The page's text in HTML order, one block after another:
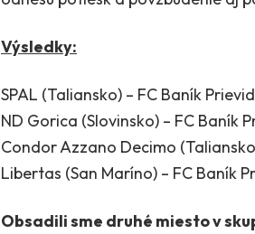
Výsledky:
SPAL (Taliansko) – FC Baník
ND Gorica (Slovinsko) – FC Baník
Condor Azzano Decimo
Libertas (San Maríno) – FC Baník
Obsadili sme druhé miesto v